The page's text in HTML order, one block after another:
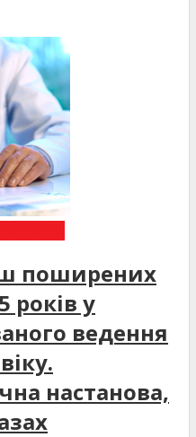
поширених
років у
ведення
настанова,